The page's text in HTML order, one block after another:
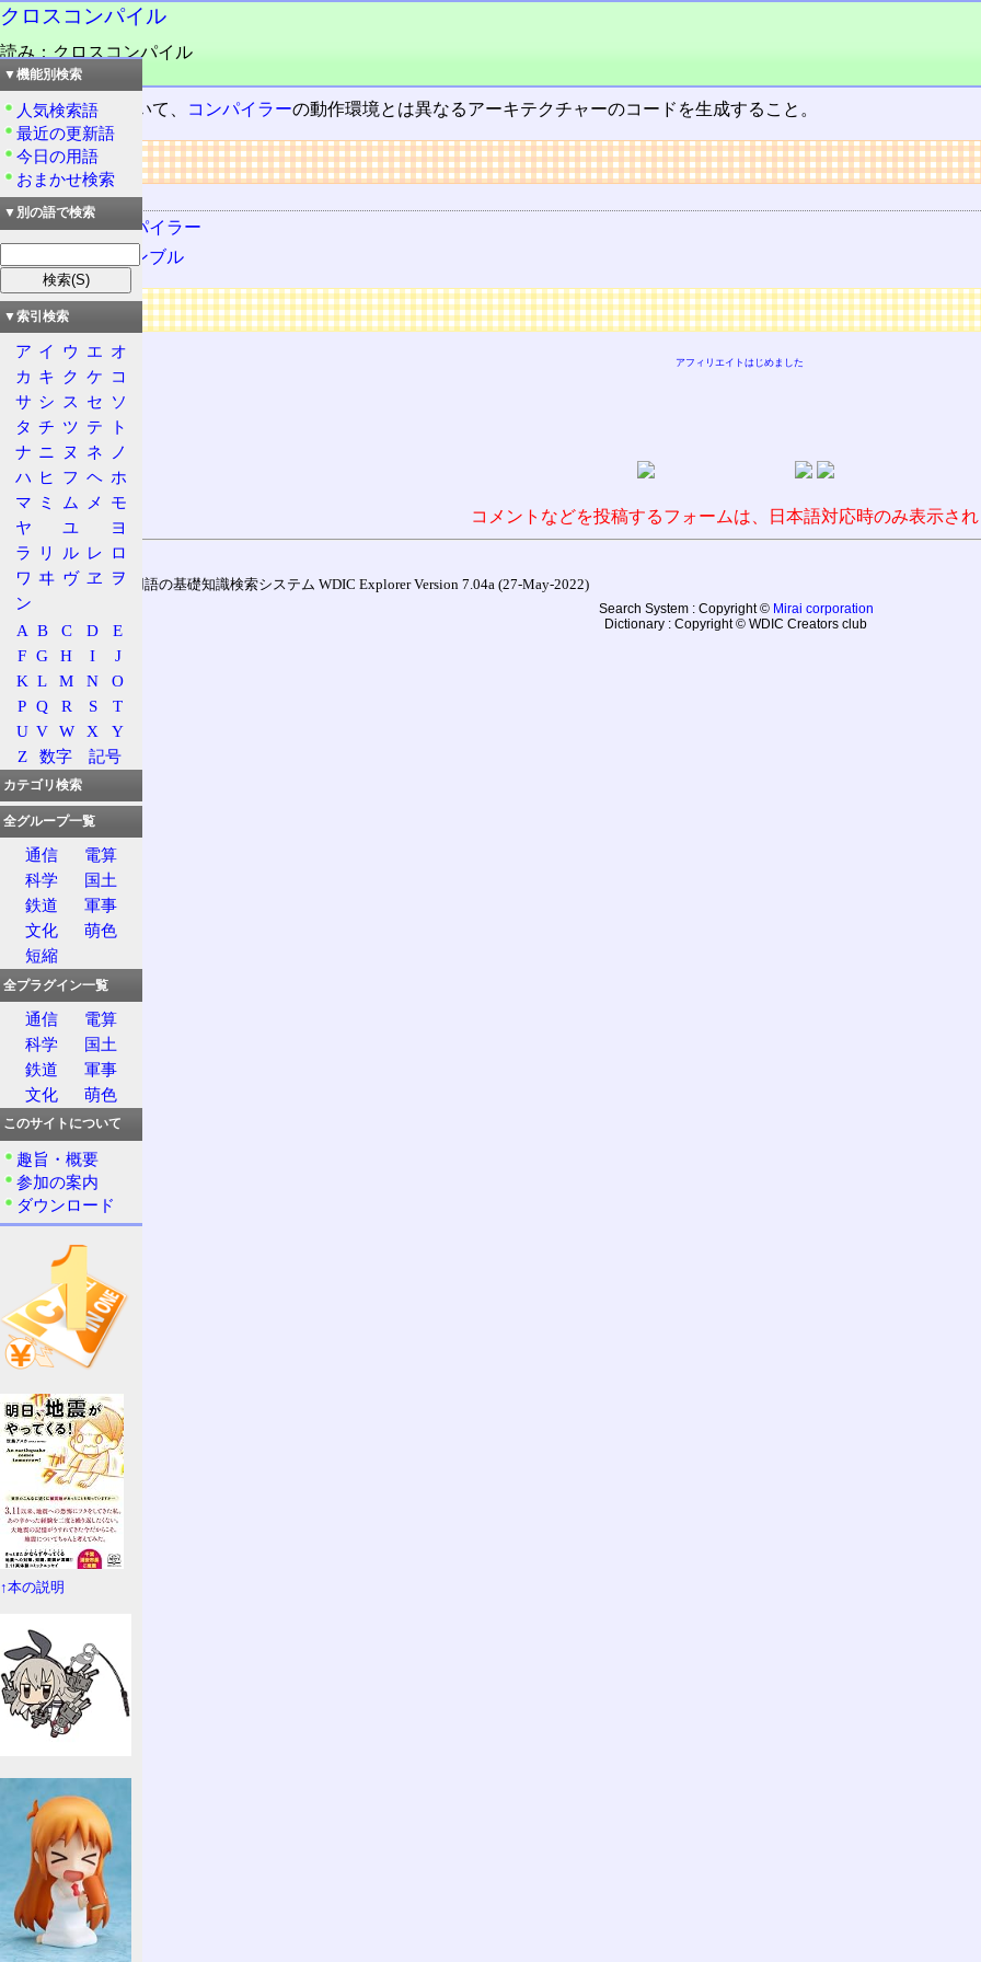
クロスコンパイル
読み：クロスコンパイル
品詞：さ変名詞
コンパイル において、 コンパイラーの動作環境とは異なるアーキテクチャーのコードを生成すること。
リンク
関連する用語
クロスコンパイラー
クロスアセンブル
広告
アフィリエイトはじめました
コメントなどを投稿するフォームは、日本語対応時のみ表示さ
通信用語の基礎知識検索システム WDIC Explorer Version 7.04a (27-May-2022)
Search System : Copyright © Mirai corporation
Dictionary : Copyright © WDIC Creators club
▼機能別検索
人気検索語
最近の更新語
今日の用語
おまかせ検索
▼別の語で検索
▼索引検索
ア イ ウ エ オ
カ キ ク ケ コ
サ シ ス セ ソ
タ チ ツ テ
ト
ナ ニ ヌ ネ
ノ
ハ ヒ フ ヘ ホ
マ ミ ム メ
モ
ヤ
ユ
ヨ
ラ
リ ル レ ロ
ワ ヰ ヴ ヱ
ヲ
ン
A B C D
E
F G H I
J
K L M N
O
P Q R S
T
U V W X
Y
Z
数字 記号
カテゴリ検索
全グループ一覧
通信
電算
科学
国土
鉄道
軍事
文化
萌色
短縮
全プラグイン一覧
通信
電算
科学
国土
鉄道
軍事
文化
萌色
このサイトについて
趣旨・概要
参加の案内
ダウンロード
↑本の説明